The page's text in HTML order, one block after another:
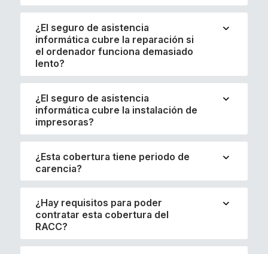
¿El seguro de asistencia
informática cubre la reparación si
el ordenador funciona demasiado
lento?
¿El seguro de asistencia
informática cubre la instalación de
impresoras?
¿Esta cobertura tiene periodo de
carencia?
¿Hay requisitos para poder
contratar esta cobertura del
RACC?